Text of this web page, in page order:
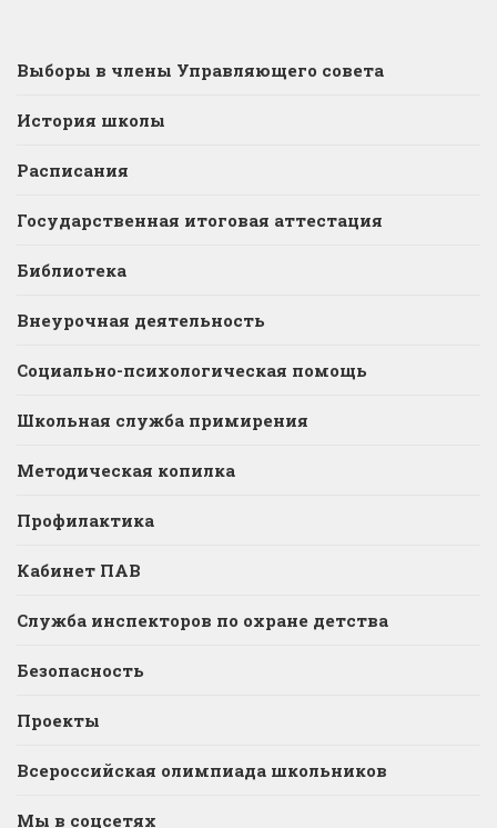
Выборы в члены Управляющего совета
История школы
Расписания
Государственная итоговая аттестация
Библиотека
Внеурочная деятельность
Социально-психологическая помощь
Школьная служба примирения
Методическая копилка
Профилактика
Кабинет ПАВ
Служба инспекторов по охране детства
Безопасность
Проекты
Всероссийская олимпиада школьников
Мы в соцсетях